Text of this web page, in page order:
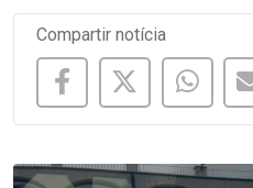
Compartir notícia